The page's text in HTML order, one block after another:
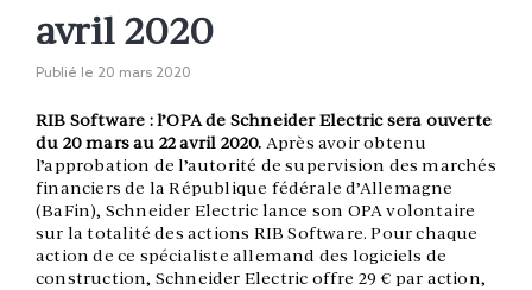
avril 2020
Publié le 20 mars 2020
RIB Software : l’OPA de Schneider Electric sera ouverte
du 20 mars au 22 avril 2020. Après avoir obtenu
l’approbation de l’autorité de supervision des marchés
financiers de la République fédérale d’Allemagne
(BaFin), Schneider Electric lance son OPA volontaire
sur la totalité des actions RIB Software. Pour chaque
action de ce spécialiste allemand des logiciels de
construction, Schneider Electric offre 29 € par action,